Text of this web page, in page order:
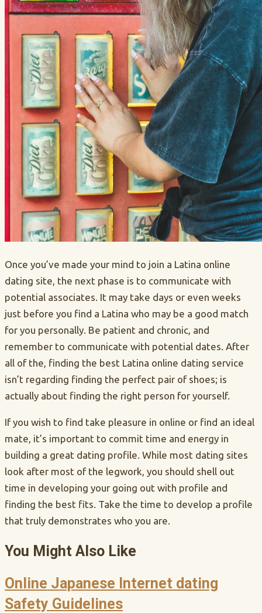
Once you’ve made your mind to join a Latina online
dating site, the next phase is to communicate with
potential associates. It may take days or even weeks
just before you find a Latina who may be a good match
for you personally. Be patient and chronic, and
remember to communicate with potential dates. After
all of the, finding the best Latina online dating service
isn’t regarding finding the perfect pair of shoes; is
actually about finding the right person for yourself.
If you wish to find take pleasure in online or find an ideal
mate, it’s important to commit time and energy in
building a great dating profile. While most dating sites
look after most of the legwork, you should shell out
time in developing your going out with profile and
finding the best fits. Take the time to develop a profile
that truly demonstrates who you are.
You Might Also Like
Online Japanese Internet dating
Safety Guidelines